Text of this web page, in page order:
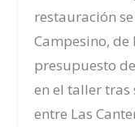
restauración
Campesino, de
presupuesto
en el taller
entre Las